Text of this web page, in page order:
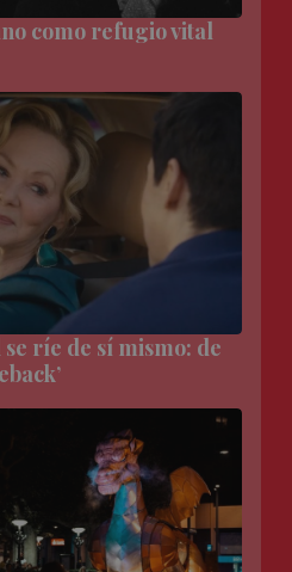
como refugio vital
ríe de sí mismo: de